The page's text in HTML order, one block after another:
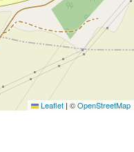
Leaflet | ©OpenStreetMap